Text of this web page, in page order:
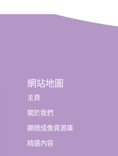
網站地圖
主頁
關於我們
顯微成像資源庫
精選內容